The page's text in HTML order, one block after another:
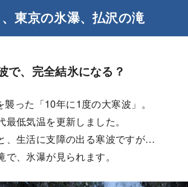
東京の氷瀑、払沢の滝
で、完全結氷になる？
った「10年に1度の大寒波」。
低気温を更新しました。
、生活に支障の出る寒波ですが…
、氷瀑が見られます。